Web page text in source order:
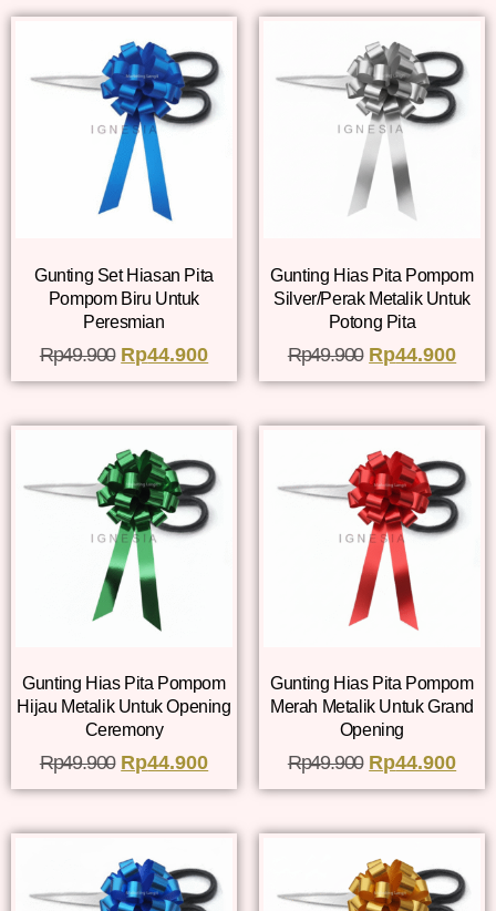
Gunting Set Hiasan Pita
Pompom Biru Untuk
Peresmian
Rp49.900 Rp44.900
Gunting Hias Pita Pompom
Silver/Perak Metalik Untuk
Potong Pita
Rp49.900 Rp44.900
Gunting Hias Pita Pompom
Hijau Metalik Untuk Opening
Ceremony
Rp49.900 Rp44.900
Gunting Hias Pita Pompom
Merah Metalik Untuk Grand
Opening
Rp49.900 Rp44.900